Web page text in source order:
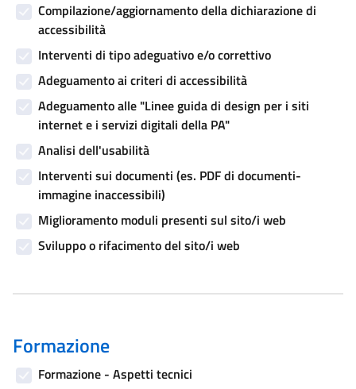
Compilazione/aggiornamento della dichiarazione di
accessibilità
Interventi di tipo adeguativo e/o correttivo
Adeguamento ai criteri di accessibilità
Adeguamento alle "Linee guida di design per i siti
internet e i servizi digitali della PA"
Analisi dell'usabilità
Interventi sui documenti (es. PDF di documenti-
immagine inaccessibili)
Miglioramento moduli presenti sul sito/i web
Sviluppo o rifacimento del sito/i web
Formazione
Formazione - Aspetti tecnici